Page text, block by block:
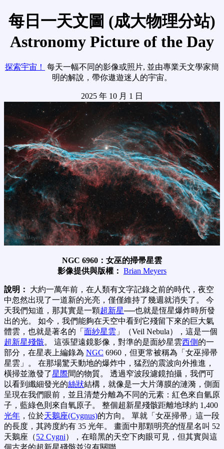
每日一天文圖 (成大物理分站)
Astronomy Picture of the Day
探索宇宙！
每天一幅不同的影像或照片, 並由專業天文學家簡
明的解說，帶你遨遊迷人的宇宙。
2025 年 10 月 1 日
NGC 6960：女巫的掃帚星雲
影像提供與版權： Brian Meyers
說明： 大約一萬年前，在人類有文字記錄之前的時代，夜空
中忽然出現了一道新的光亮，僅僅維持了幾週就消失了。 今
天我們知道，那其實是一顆超新星──也就是恆星爆炸時所發
出的光。 如今，我們能夠在天空中看到它殘留下來的巨大氣
體雲，也就是著名的「 面紗星雲 」（Veil Nebula），這是一個
超新星殘骸。 這張望遠鏡影像，對準的是面紗星雲西側 的一
部分，在星表上編錄為 NGC 6960，但更常被稱為「女巫掃帚
星雲」。 在那場驚天動地的爆炸中，猛烈的震波向外推進，
橫掃並激發了星際間的物質。 透過窄波段濾鏡拍攝，我們可
以看到纖細發光的絲狀結構，就像是一大片薄膜的漣漪，側面
呈現在我們眼前，並且清楚分離為不同的元素：紅色來自氫原
子，藍綠色則來自氧原子。 整個超新星殘骸距離地球約 1,400
光年 ，位於天鵝座(Cygnus)的方向。 單就「女巫掃帚」這一段
的長度，其跨度約有 35 光年。 畫面中那顆明亮的恆星名叫 52
天鵝座（52 Cygni），在暗黑的天空下肉眼可見，但其實與這
個古老的超新星殘骸並沒有關聯。